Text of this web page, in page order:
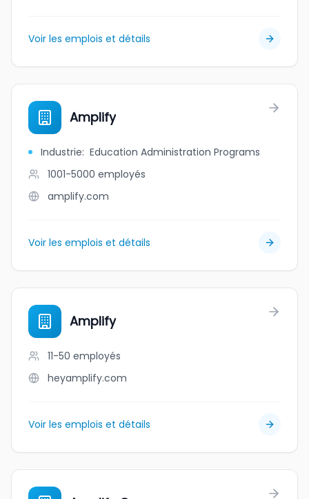
Voir les emplois et détails
Amplify
Industrie: Education Administration Programs
1001-5000 employés
amplify.com
Voir les emplois et détails
Amplify
11-50 employés
heyamplify.com
Voir les emplois et détails